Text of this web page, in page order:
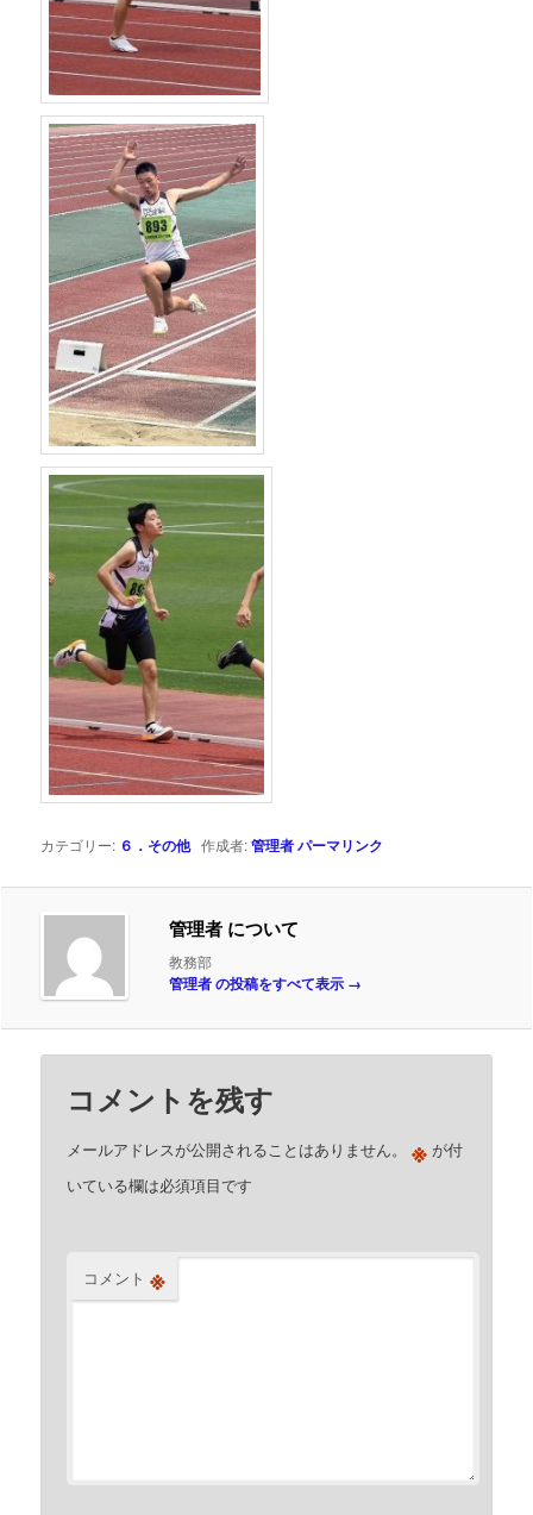
カテゴリー: ６．その他作成者:管理者パーマリンク
管理者 について
教務部
管理者 の投稿をすべて表示 →
コメントを残す
メールアドレスが公開されることはありません。 ※ が付
いている欄は必須項目です
コメント ※